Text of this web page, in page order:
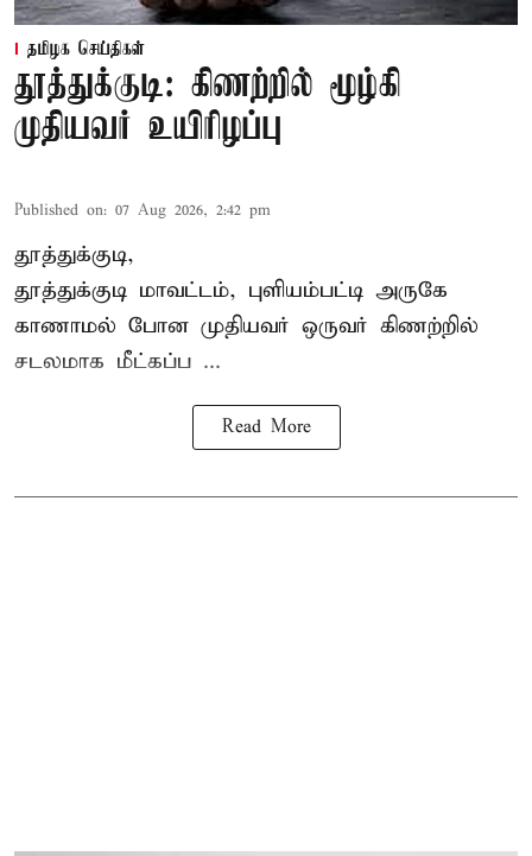
தமிழக செய்திகள்
தூத்துக்குடி: கிணற்றில் மூழ்கி
முதியவர் உயிரிழப்பு
Published on: 07 Aug 2026, 2:42 pm
தூத்துக்குடி,
தூத்துக்குடி மாவட்டம், புளியம்பட்டி அருகே
காணாமல் போன முதியவர் ஒருவர் கிணற்றில்
சடலமாக மீட்கப்ப ...
Read More